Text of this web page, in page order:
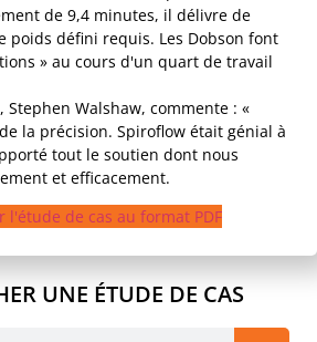
de 9,4 minutes, il délivre de
poids défini requis. Les Dobson font
» au cours d'un quart de travail
Stephen Walshaw, commente : «
la précision. Spiroflow était génial à
tout le soutien dont nous
et efficacement.
l'étude de cas au format PDF
UNE ÉTUDE DE CAS